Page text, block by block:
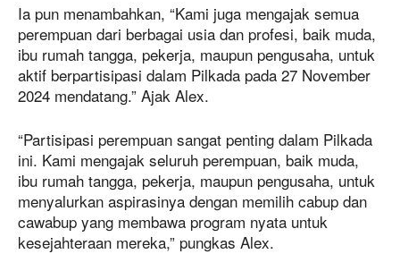
Ia pun menambahkan, “Kami juga mengajak semua
perempuan dari berbagai usia dan profesi, baik muda,
ibu rumah tangga, pekerja, maupun pengusaha, untuk
aktif berpartisipasi dalam Pilkada pada 27 November
2024 mendatang.” Ajak Alex.
“Partisipasi perempuan sangat penting dalam Pilkada
ini. Kami mengajak seluruh perempuan, baik muda,
ibu rumah tangga, pekerja, maupun pengusaha, untuk
menyalurkan aspirasinya dengan memilih cabup dan
cawabup yang membawa program nyata untuk
kesejahteraan mereka,” pungkas Alex.